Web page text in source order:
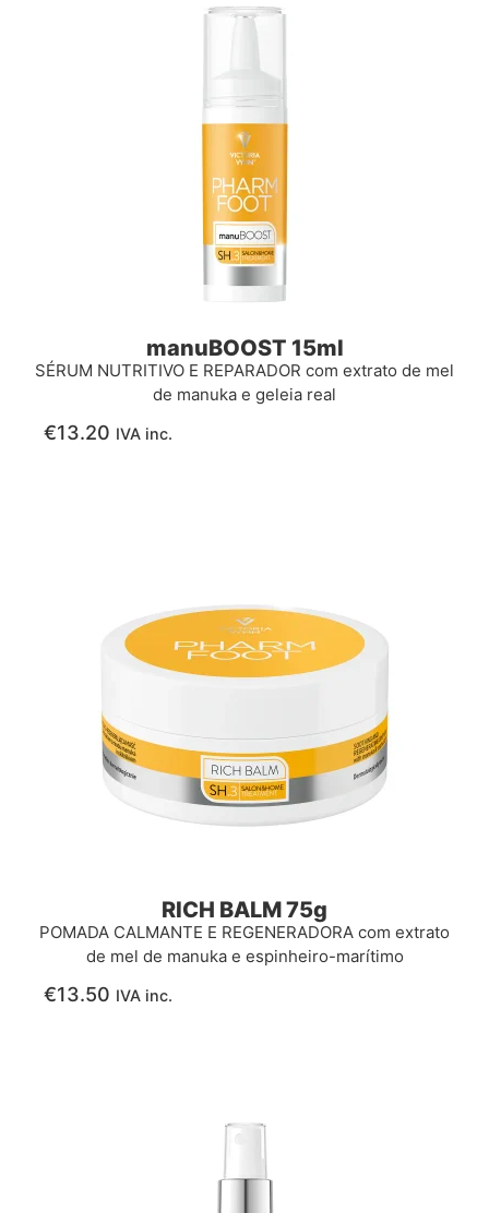
manuBOOST 15ml
SÉRUM NUTRITIVO E REPARADOR com extrato de mel
de manuka e geleia real
€13.20 IVA inc.
RICH BALM 75g
POMADA CALMANTE E REGENERADORA com extrato
de mel de manuka e espinheiro-marítimo
€13.50 IVA inc.